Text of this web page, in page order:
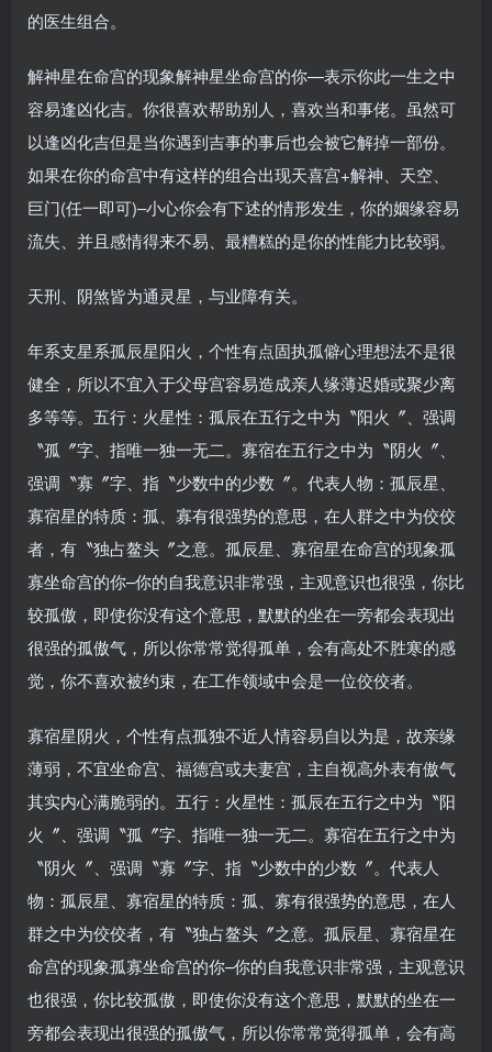
的医生组合。
解神星在命宫的现象解神星坐命宫的你—表示你此一生之中
容易逢凶化吉。你很喜欢帮助别人，喜欢当和事佬。虽然可
以逢凶化吉但是当你遇到吉事的事后也会被它解掉一部份。
如果在你的命宫中有这样的组合出现天喜宫+解神、天空、
巨门(任一即可)–小心你会有下述的情形发生，你的姻缘容易
流失、并且感情得来不易、最糟糕的是你的性能力比较弱。
天刑、阴煞皆为通灵星，与业障有关。
年系支星系孤辰星阳火，个性有点固执孤僻心理想法不是很
健全，所以不宜入于父母宫容易造成亲人缘薄迟婚或聚少离
多等等。五行：火星性：孤辰在五行之中为〝阳火〞、强调
〝孤〞字、指唯一独一无二。寡宿在五行之中为〝阴火〞、
强调〝寡〞字、指〝少数中的少数〞。代表人物：孤辰星、
寡宿星的特质：孤、寡有很强势的意思，在人群之中为佼佼
者，有〝独占鳌头〞之意。孤辰星、寡宿星在命宫的现象孤
寡坐命宫的你–你的自我意识非常强，主观意识也很强，你比
较孤傲，即使你没有这个意思，默默的坐在一旁都会表现出
很强的孤傲气，所以你常常觉得孤单，会有高处不胜寒的感
觉，你不喜欢被约束，在工作领域中会是一位佼佼者。
寡宿星阴火，个性有点孤独不近人情容易自以为是，故亲缘
薄弱，不宜坐命宫、福德宫或夫妻宫，主自视高外表有傲气
其实内心满脆弱的。五行：火星性：孤辰在五行之中为〝阳
火〞、强调〝孤〞字、指唯一独一无二。寡宿在五行之中为
〝阴火〞、强调〝寡〞字、指〝少数中的少数〞。代表人
物：孤辰星、寡宿星的特质：孤、寡有很强势的意思，在人
群之中为佼佼者，有〝独占鳌头〞之意。孤辰星、寡宿星在
命宫的现象孤寡坐命宫的你–你的自我意识非常强，主观意识
也很强，你比较孤傲，即使你没有这个意思，默默的坐在一
旁都会表现出很强的孤傲气，所以你常常觉得孤单，会有高